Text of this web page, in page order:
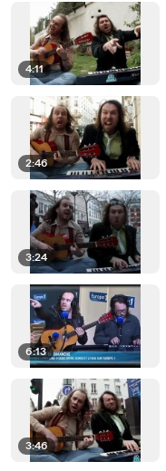
4:11
2:46
3:24
6:13
3:46